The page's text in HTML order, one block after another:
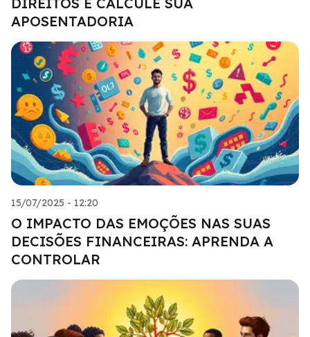
APOSENTADORIA
15/07/2025 - 12:20
O IMPACTO DAS EMOÇÕES NAS SUAS
DECISÕES FINANCEIRAS: APRENDA A
CONTROLAR